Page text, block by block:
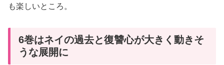
も楽しいところ。
6巻はネイの過去と復讐心が大きく動きそ
うな展開に